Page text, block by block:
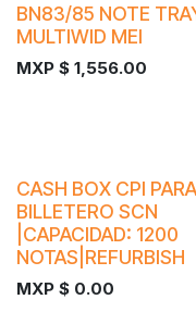
BN83/85 NOTE
MULTIWID MEI
MXP $ 1,556.00
CASH BOX CPI PARA
BILLETERO SCN
|CAPACIDAD: 1200
NOTAS|REFURBISH
MXP $ 0.00